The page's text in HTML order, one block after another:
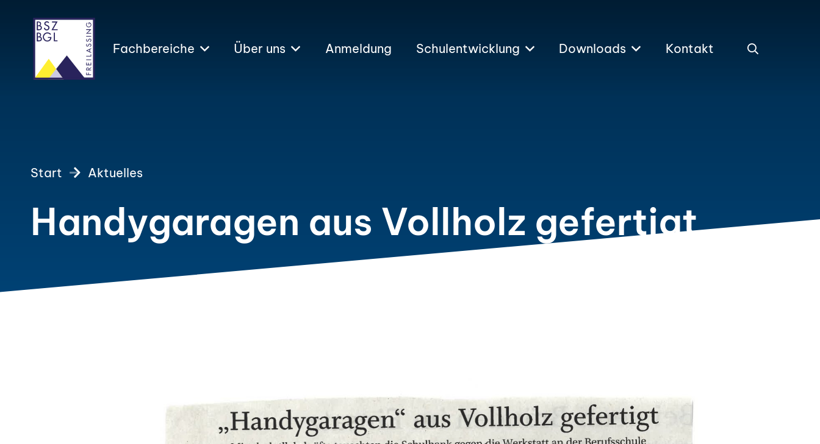
Fachbereiche Über uns Anmeldung Schulentwicklung Downloads Kontakt
Start Aktuelles
Handygaragen aus Vollholz gefertigt